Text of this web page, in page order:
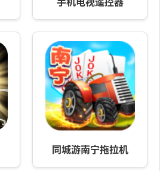
同城游南宁拖拉机